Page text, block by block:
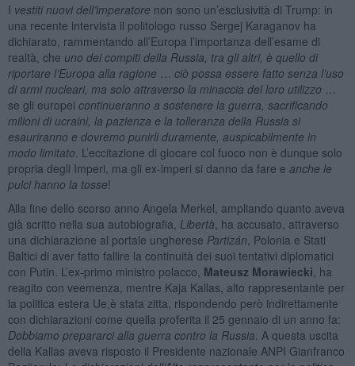
I vestiti nuovi dell’imperatore non sono un’esclusività di Trump: in
una recente intervista il politologo russo Sergej Karaganov ha
dichiarato, rammentando all’Europa l’importanza dell’esame di
realtà, che uno dei compiti della Russia, tra gli altri, è quello di
riportare l’Europa alla ragione
ciò possa essere fatto senza l’uso
di armi nucleari, ma solo attraverso la minaccia del loro utilizzo
se gli europei continueranno a sostenere la guerra, sacrificando
milioni di ucraini, la pazienza e la tolleranza della Russia si
esauriranno e dovremo punirli duramente, auspicabilmente in
modo limitato . L’eccitazione di giocare col fuoco non è dunque solo
propria degli Imperi, ma gli ex-imperi si danno da fare e anche le
pulci hanno la tosse!
Alla fine dello scorso anno Angela Merkel, ampliando quanto aveva
già scritto nella sua autobiografia, Libertà , ha accusato, attraverso
una dichiarazione al portale ungherese Partizán , Polonia e Stati
Baltici di aver fatto fallire la continuità dei suoi tentativi diplomatici
con Putin. L’ex-primo ministro polacco, Mateusz Morawiecki , ha
reagito con veemenza, mentre Kaja Kallas, alto rappresentante per
la politica estera Ue,è stata zitta, rispondendo però indirettamente
con dichiarazioni come quella proferita il 25 gennaio di un anno fa:
Dobbiamo prepararci alla guerra contro la Russia . A questa uscita
della Kallas aveva risposto il Presidente nazionale ANPI Gianfranco